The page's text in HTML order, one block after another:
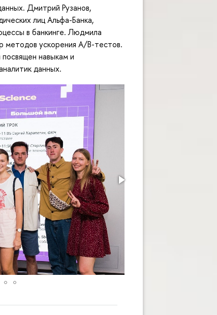
Дмитрий Рузанов,
лиц Альфа-Банка,
в банкинге. Людмила
ускорения A/B-тестов.
навыкам и
данных.